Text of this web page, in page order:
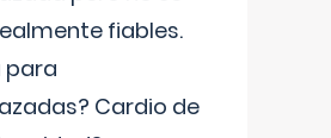
fiables.
para
Cardio de